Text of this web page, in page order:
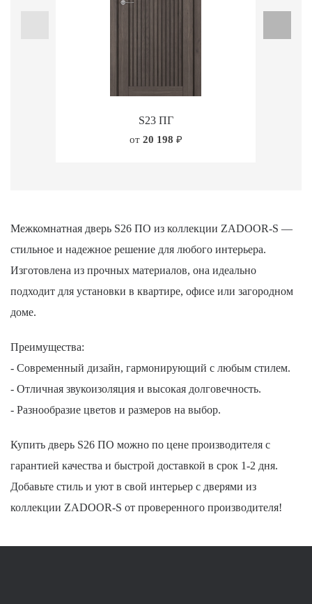
S23 ПГ
от 20 198 ₽
Межкомнатная дверь S26 ПО из коллекции ZADOOR-S —
стильное и надежное решение для любого интерьера.
Изготовлена из прочных материалов, она идеально
подходит для установки в квартире, офисе или загородном
доме.
Преимущества:
- Современный дизайн, гармонирующий с любым стилем.
- Отличная звукоизоляция и высокая долговечность.
- Разнообразие цветов и размеров на выбор.
Купить дверь S26 ПО можно по цене производителя с
гарантией качества и быстрой доставкой в срок 1-2 дня.
Добавьте стиль и уют в свой интерьер с дверями из
коллекции ZADOOR-S от проверенного производителя!